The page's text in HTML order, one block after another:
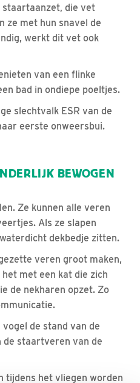
staartaanzet, die vet
ze met hun snavel de
werkt dit vet ook
van een flinke
bad in ondiepe poeltjes.
slechtvalk ESR van de
eerste onweersbui.
BEWOGEN
Ze kunnen alle veren
Als ze slapen
dekbedje zitten.
veren groot maken,
met een kat die zich
de nekharen opzet. Zo
de stand van de
de staartveren van de
tijdens het vliegen worden